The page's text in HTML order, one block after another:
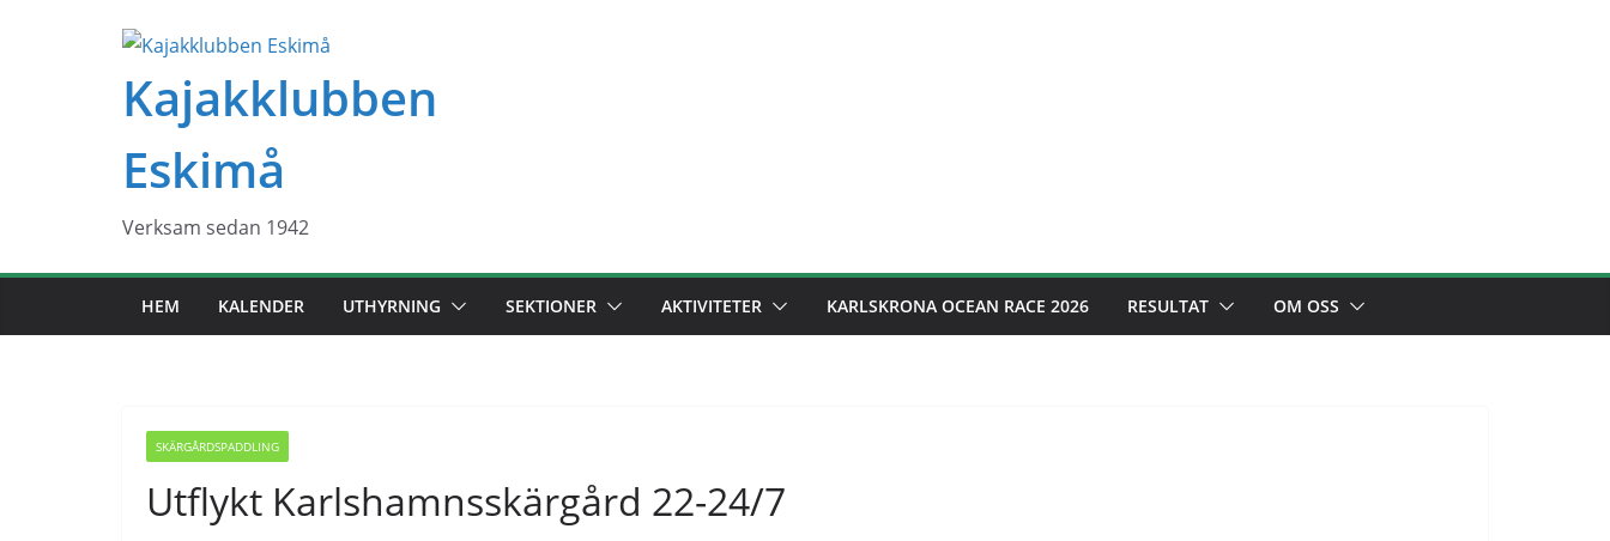
Kajakklubben
Eskimå
Verksam sedan 1942
HEM KALENDER UTHYRNING SEKTIONER AKTIVITETER KARLSKRONA OCEAN RACE 2026 RESULTAT OM OSS
SKÄRGÅRDSPADDLING
Utflykt Karlshamnsskärgård 22-24/7